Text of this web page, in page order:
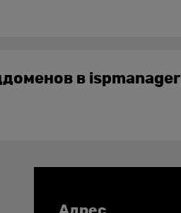
в ispmanager